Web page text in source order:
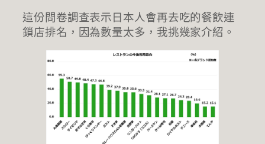
這份問卷調查表示日本人會再去吃的餐飲連
鎖店排名，因為數量太多，我挑幾家介紹。